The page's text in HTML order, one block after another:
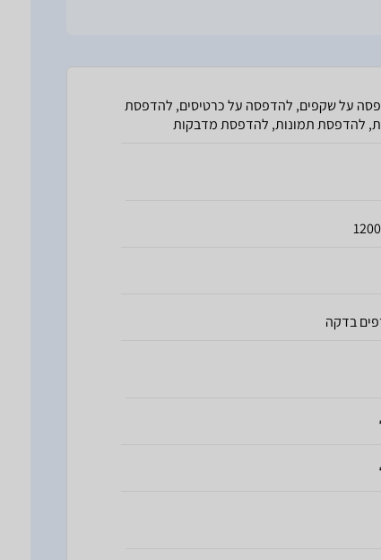
על שקפים, להדפסה על כרטיסים, להדפסת
להדפסת תמונות, להדפסת מדבקות